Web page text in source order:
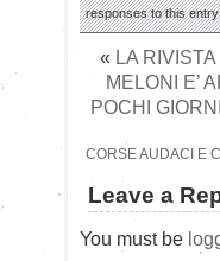
responses to this
« LA
MELONI E’
POCHI
CORSE AUDACI E
Leave a
You must be